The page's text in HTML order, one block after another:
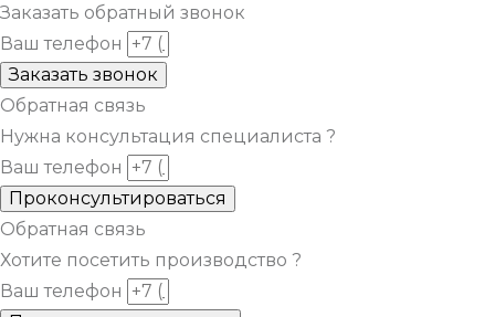
Заказать обратный звонок
Ваш телефон
Заказать звонок
Обратная связь
Нужна консультация специалиста ?
Ваш телефон
Проконсультироваться
Обратная связь
Хотите посетить производство ?
Ваш телефон